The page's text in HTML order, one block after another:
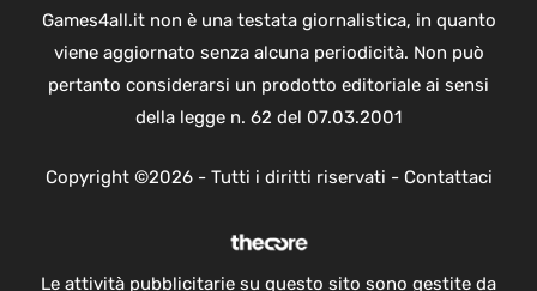
Games4all.it non è una testata giornalistica, in quanto
viene aggiornato senza alcuna periodicità. Non può
pertanto considerarsi un prodotto editoriale ai sensi
della legge n. 62 del 07.03.2001
Copyright ©2026 - Tutti i diritti riservati - Contattaci
Le attività pubblicitarie su questo sito sono gestite da